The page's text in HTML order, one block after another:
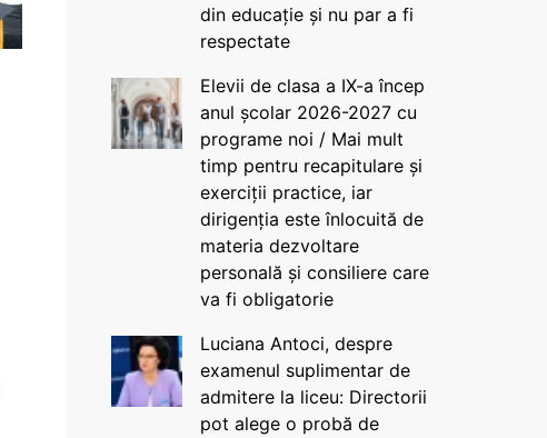
din educație și nu par a fi
respectate
Elevii de clasa a IX-a încep
anul școlar 2026-2027 cu
programe noi / Mai mult
timp pentru recapitulare și
exerciții practice, iar
dirigenția este înlocuită de
materia dezvoltare
personală și consiliere care
va fi obligatorie
Luciana Antoci, despre
examenul suplimentar de
admitere la liceu: Directorii
pot alege o probă de